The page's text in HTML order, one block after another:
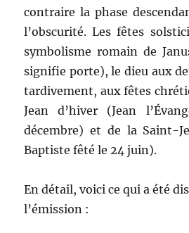
contraire la phase
l’obscurité. Les fêtes
symbolisme romain de
signifie porte), le dieu aux
tardivement, aux fêtes
Jean d’hiver (Jean
décembre) et de la Saint-
Baptiste fêté le 24 juin).
En détail, voici ce qui a été
l’émission :